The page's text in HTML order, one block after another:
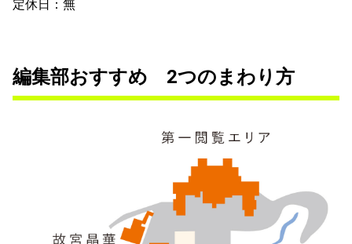
定休日：無
編集部おすすめ 2つのまわり方